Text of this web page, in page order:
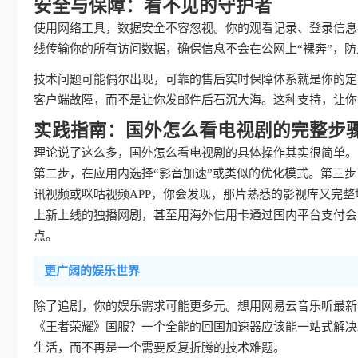
安全与保障：看不见的守护者
使用网络工具，数据安全不容忽视。你的观看记录、登录信
线传输你的所有访问数据，确保信息不会在公网上“裸奔”，
技术问题可能偶尔出现，可靠的售后实时保障体系就是你的
客户端故障，而不是让你发邮件后石沉大海。这种支持，让
实践指南：国外怎么看电视剧的完整步
理论说了这么多，国外怎么看电视剧的具体操作其实很简单
第二步，在应用内选择“影音加速”或类似的优化模式。第三
讯视频或咪咕视频APP，你会发现，那片熟悉的影视库又完
上新上线的独播网剧，甚至用海外信用卡通过国内平台支付
点。
更广阔的娱乐世界
除了追剧，你的娱乐需求可能更多元。想用网易云音乐听最
《王者荣耀》国服？一个全能的回国加速器应该能一站式解
生活，而不再是一个需要反复折腾的技术难题。